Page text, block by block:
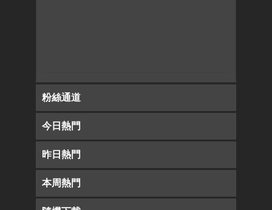
粉絲通道
今日熱門
昨日熱門
本周熱門